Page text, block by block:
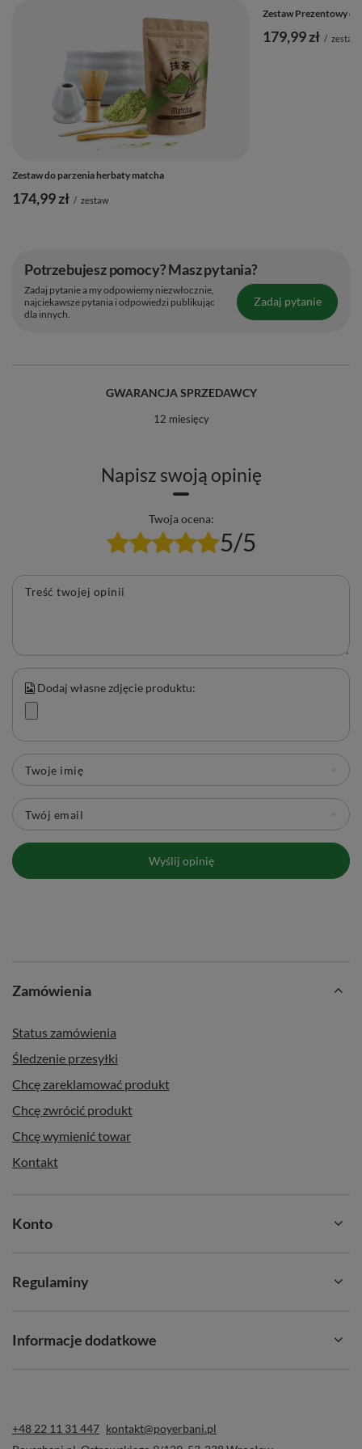
Zestaw do parzenia herbaty matcha
174,99 zł / zestaw
Zestaw Prezentowy
179,99 zł / zestaw
Potrzebujesz pomocy? Masz pytania?
Zadaj pytanie a my odpowiemy niezwłocznie,
najciekawsze pytania i odpowiedzi publikując
dla innych.
Zadaj pytanie
GWARANCJA SPRZEDAWCY
12 miesięcy
Napisz swoją opinię
Twoja ocena:
5/5
Treść twojej opinii
Dodaj własne zdjęcie produktu:
Twoje imię
Twój email
Wyślij opinię
Zamówienia
Status zamówienia
Śledzenie przesyłki
Chcę zareklamować produkt
Chcę zwrócić produkt
Chcę wymienić towar
Kontakt
Konto
Regulaminy
Informacje dodatkowe
+48 22 11 31 447 kontakt@poyerbani.pl